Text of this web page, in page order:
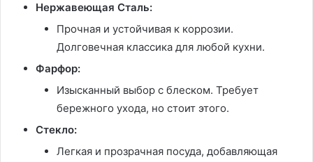
Нержавеющая Сталь:
Прочная и устойчивая к коррозии.
Долговечная классика для любой кухни.
Фарфор:
Изысканный выбор с блеском. Требует
бережного ухода, но стоит этого.
Стекло:
Легкая и прозрачная посуда, добавляющая